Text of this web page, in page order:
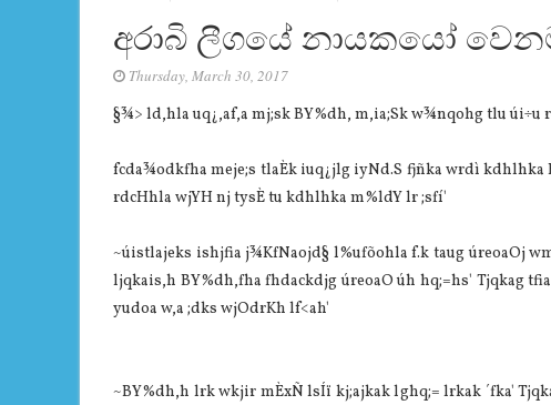
අරාබි ලීගයේ නායකයෝ
Thursday, March 30, 2017
§¾> ld,hla uq¿,af,a mj;sk BY%dh, m,ia;Sk w¾nqohg tlu
fcda¾odkfha meje;s tlaÈk iuq¿jlg iyNd.S fjñka wrdì
rdcHhla wjYH nj tysÈ tu kdhlhka m%ldY lr ;sfí'
~úistlajeks ishjfia j¾KfNaojd§ l%ufõohla f.k taug úreoaOj
ljqkais,h BY%dh,fha fhdackdjg úreoaO úh hq;=hs' Tjqkag
yudoa w,a ;dks wjOdrKh lf<ah'
~BY%dh,h lrk wkjir mÈxÑ lsÍï kj;ajkak lghq;= lrkak ´fka'